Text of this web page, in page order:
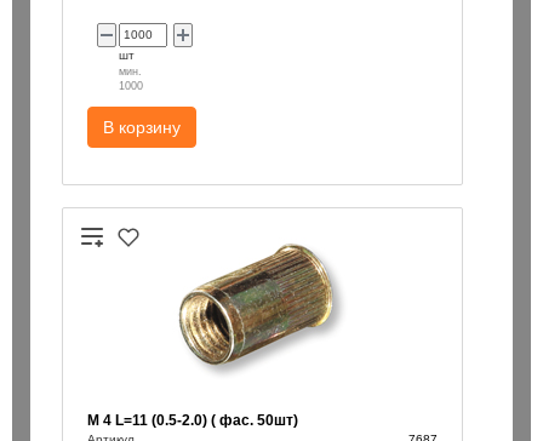
шт
мин.
1000
В корзину
М 4 L=11 (0.5-2.0) ( фас. 50шт)